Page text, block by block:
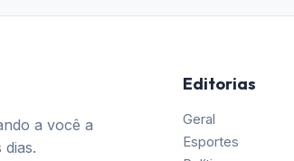
a você a
Editorias
Geral
Esportes